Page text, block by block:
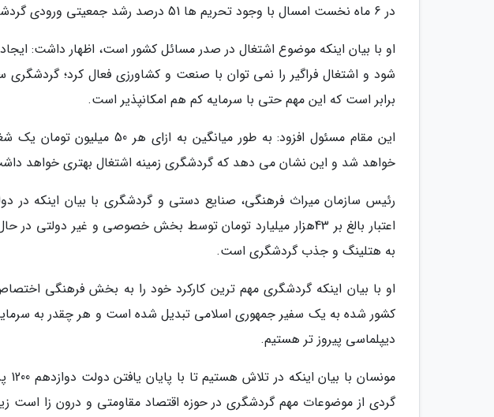
در 6 ماه نخست امسال با وجود تحریم ها 51 درصد رشد جمعیتی ورودی گردشگر به کشور را شاهد بودیم.
او با بیان اینکه موضوع اشتغال در صدر مسائل کشور است، اظهار داشت:
برابر است که این مهم حتی با سرمایه کم هم امکانپذیر است.
خواهد شد و این نشان می دهد که گردشگری زمینه اشتغال بهتری خواهد
اعتبار بالغ بر 43هزار میلیارد تومان توسط بخش خصوصی و غیر
به هتلینگ و جذب گردشگری است.
او با بیان اینکه گردشگری مهم ترین کارکرد خود را به بخش فرهنگی
کشور شده به یک سفیر جمهوری اسلامی تبدیل شده است و هر چقدر به
دیپلماسی پیروز تر هستیم.
گردی از موضوعات مهم گردشگری در حوزه اقتصاد مقاومتی و درون زا است